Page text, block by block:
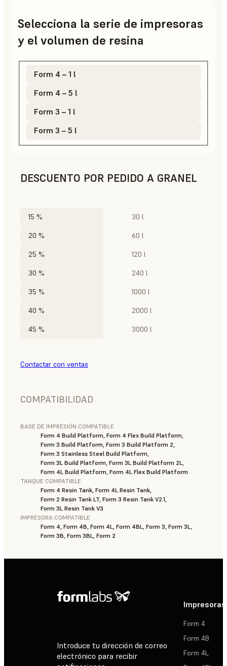
Selecciona la serie de impresoras
y el volumen de resina
Form 4 – 1 l
Form 4 – 5 l
Form 3 – 1 l
Form 3 – 5 l
DESCUENTO POR PEDIDO A GRANEL
15 % 30 l
20 % 60 l
25 % 120 l
30 % 240 l
35 % 1000 l
40 % 2000 l
45 % 3000 l
Contactar con ventas
COMPATIBILIDAD
BASE DE IMPRESIÓN COMPATIBLE
Form 4 Build Platform, Form 4 Flex Build Platform,
Form 3 Build Platform, Form 3 Build Platform 2,
Form 3 Stainless Steel Build Platform,
Form 3L Build Platform, Form 3L Build Platform 2L,
Form 4L Build Platform, Form 4L Flex Build Platform
TANQUE COMPATIBLE
Form 4 Resin Tank, Form 4L Resin Tank,
Form 2 Resin Tank LT, Form 3 Resin Tank V2.1,
Form 3L Resin Tank V3
IMPRESORA COMPATIBLE
Form 4, Form 4B, Form 4L, Form 4BL, Form 3, Form 3L,
Form 3B, Form 3BL, Form 2
Introduce tu dirección de correo
electrónico para recibir
Impresoras
Form 4
Form 4B
Form 4L